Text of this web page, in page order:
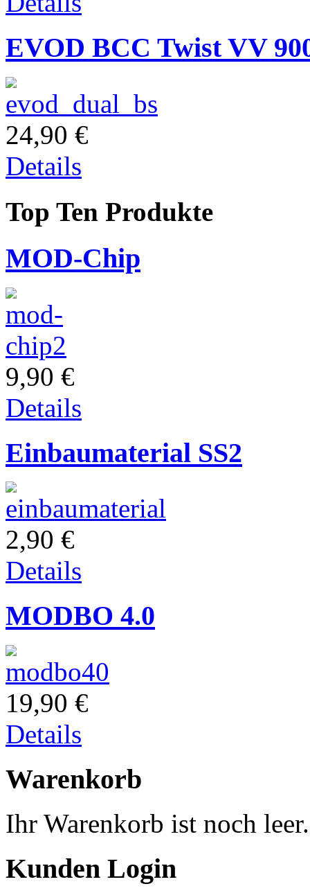
EVOD BCC Twist VV
24,90 €
Details
Top Ten Produkte
MOD-Chip
9,90 €
Details
Einbaumaterial SS2
2,90 €
Details
MODBO 4.0
19,90 €
Details
Warenkorb
Ihr Warenkorb ist noch leer.
Kunden Login